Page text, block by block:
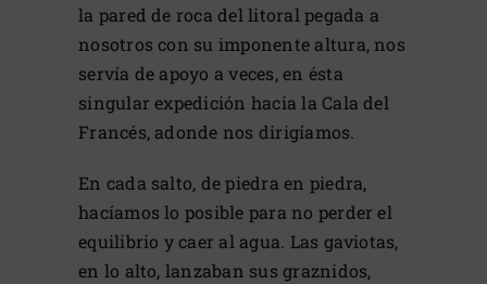
la pared de roca del litoral pegada a
nosotros con su imponente altura, nos
servía de apoyo a veces, en ésta
singular expedición hacia la Cala del
Francés, adonde nos dirigíamos.
En cada salto, de piedra en piedra,
hacíamos lo posible para no perder el
equilibrio y caer al agua. Las gaviotas,
en lo alto, lanzaban sus graznidos,